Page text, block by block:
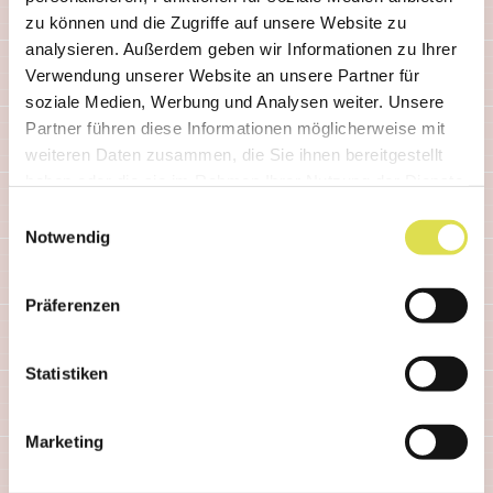
zu können und die Zugriffe auf unsere Website zu
analysieren. Außerdem geben wir Informationen zu Ihrer
Verwendung unserer Website an unsere Partner für
soziale Medien, Werbung und Analysen weiter. Unsere
Partner führen diese Informationen möglicherweise mit
weiteren Daten zusammen, die Sie ihnen bereitgestellt
Notwendig
Präferenzen
Statistiken
Marketing
Wie kommt das Küken ins Ei?